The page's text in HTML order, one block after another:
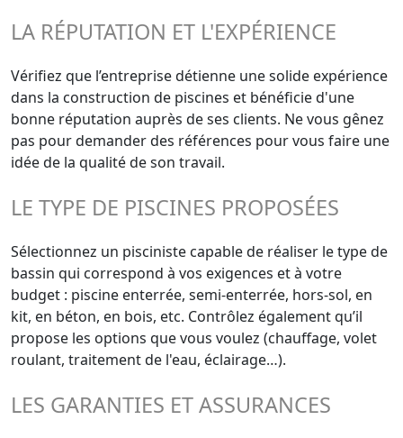
LA RÉPUTATION ET L'EXPÉRIENCE
Vérifiez que l’entreprise détienne une solide expérience
dans la construction de piscines et bénéficie d'une
bonne réputation auprès de ses clients. Ne vous gênez
pas pour demander des références pour vous faire une
idée de la qualité de son travail.
LE TYPE DE PISCINES PROPOSÉES
Sélectionnez un pisciniste capable de réaliser le type de
bassin qui correspond à vos exigences et à votre
budget : piscine enterrée, semi-enterrée, hors-sol, en
kit, en béton, en bois, etc. Contrôlez également qu’il
propose les options que vous voulez (chauffage, volet
roulant, traitement de l'eau, éclairage…).
LES GARANTIES ET ASSURANCES